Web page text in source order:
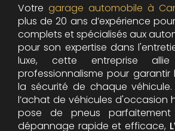
Votre garage automobile à
plus de 20 ans d’expérience
complets et spécialisés aux
pour son expertise dans
luxe, cette entreprise
professionnalisme pour
la sécurité de chaque
l’achat de véhicules d'occasion
pose de pneus
dépannage rapide et efficace,